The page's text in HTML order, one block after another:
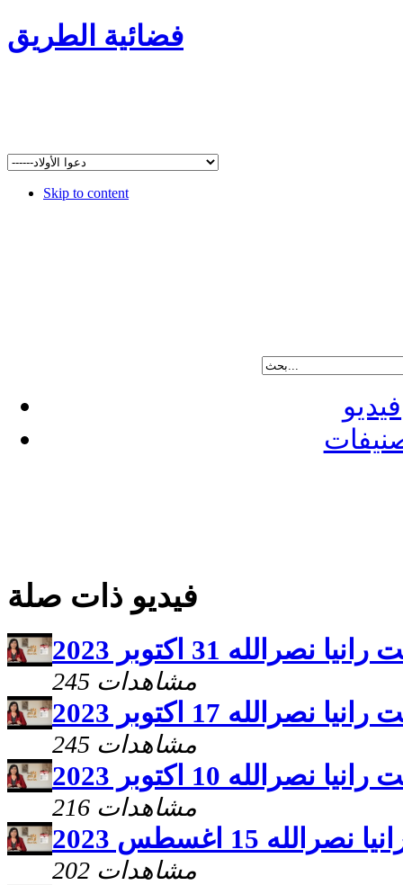
فضائية الطريق
Skip to content
فيديو
فيديو ذات صلة
31 اكتوبر 2023
245 مشاهدات
17 اكتوبر 2023
245 مشاهدات
10 اكتوبر 2023
216 مشاهدات
15 اغسطس 2023
202 مشاهدات